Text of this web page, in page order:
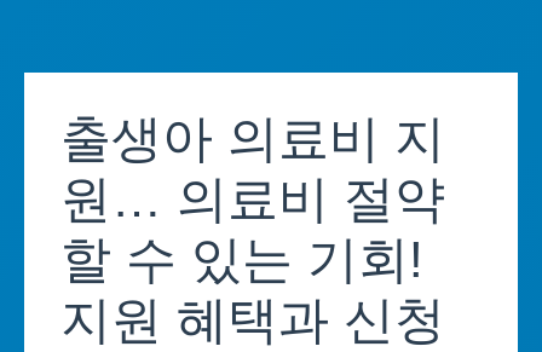
content출생아 의료비 지
원… 의료비 절약
할 수 있는 기회!
지원 혜택과 신청